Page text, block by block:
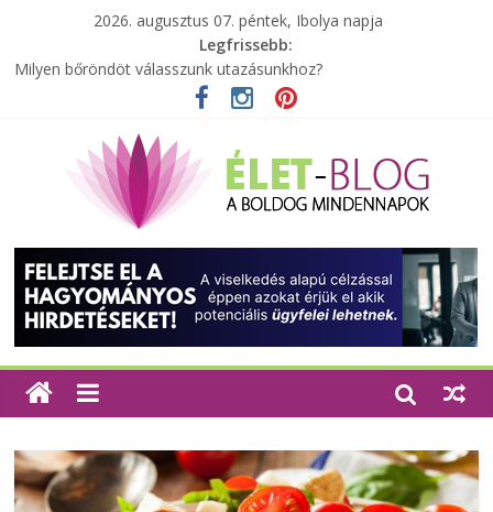
2026. augusztus 07. péntek, Ibolya napja
Legfrissebb:
Milyen bőröndöt válasszunk utazásunkhoz?
Elérhető zöld energia mindenki számára
Különleges tömörfa ládák Indiából
A zöld forradalom: A mosó- és parfümtermékek környezetbarát
szempontjainak erősítése